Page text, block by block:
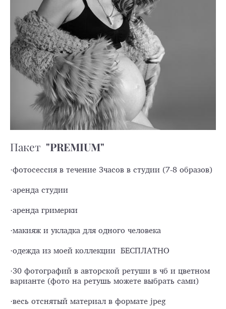
Пакет "PREMIUM"
·фотосессия в течение 3часов в студии (7-8 образов)
·аренда студии
·аренда гримерки
·макияж и укладка для одного человека
·одежда из моей коллекции БЕСПЛАТНО
·30 фотографий в авторской ретуши в чб и цветном
варианте (фото на ретушь можете выбрать сами)
·весь отснятый материал в формате jpeg